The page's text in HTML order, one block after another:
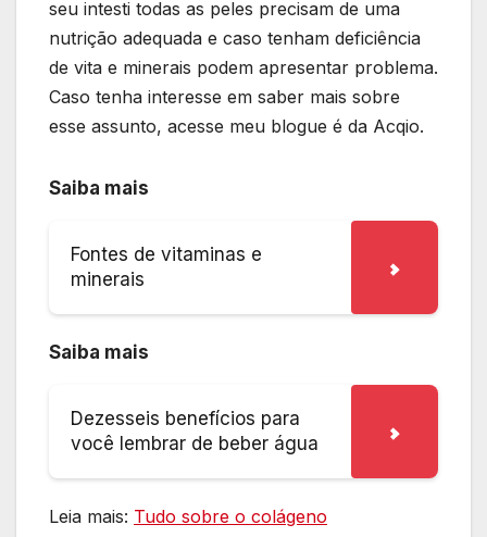
seu intesti todas as peles precisam de uma
nutrição adequada e caso tenham deficiência
de vita e minerais podem apresentar problema.
Caso tenha interesse em saber mais sobre
esse assunto, acesse meu blogue é da Acqio.
Saiba mais
Fontes de vitaminas e
minerais
Saiba mais
Dezesseis benefícios para
você lembrar de beber água
Leia mais: Tudo sobre o colágeno